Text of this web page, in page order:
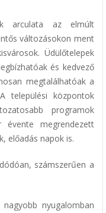
arculata az elmúlt
változásokon ment
Üdülőtelepek
és kedvező
megtalálhatóak a
települési központok
programok
megrendezett
előadás napok is.
számszerűen a
nyugalomban